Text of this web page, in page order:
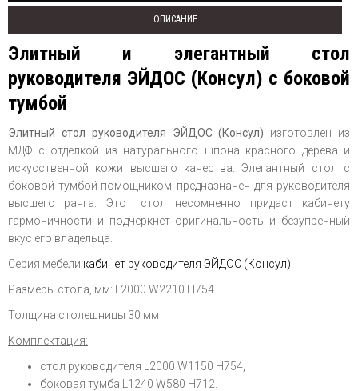
ОПИСАНИЕ
Элитный и элегантный стол
руководителя ЭЙДОС (Консул) с боковой
тумбой
Элитный стол руководителя ЭЙДОС (Консул) изготовлен из
МДФ с отделкой из натурального шпона красного дерева и
искусственной кожи высшего качества. Элегантный стол с
боковой тумбой-помощником предназначен для руководителя
высшего ранга. Этот стол несомненно придаст кабинету
гармоничности и подчеркнет оригинальность и безупречный
вкус его владельца.
Серия мебели кабинет руководителя ЭЙДОС (Консул)
Размеры стола, мм: L2000 W2210 H754
Толщина столешницы 30 мм
Комплектация:
стол руководителя L2000 W1150 H754,
боковая тумба L1240 W580 H712.